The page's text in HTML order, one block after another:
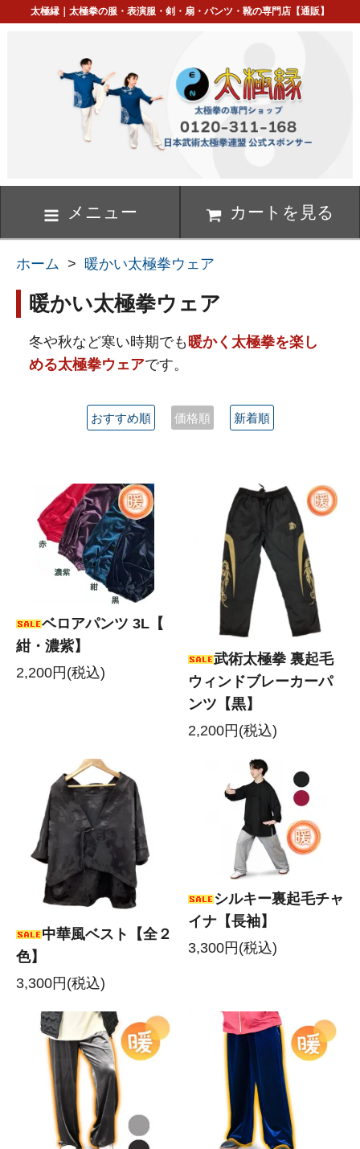
太極縁｜太極拳の服・表演服・剣・扇・パンツ・靴の専門店【通販】
メニュー カートを見る
ホーム > 暖かい太極拳ウェア
暖かい太極拳ウェア
冬や秋など寒い時期でも 暖かく太極拳を楽し
める太極拳ウェアです。
おすすめ順 価格順 新着順
ベロアパンツ 3L【
紺・濃紫】
2,200円(税込)
武術太極拳 裏起毛
ウィンドブレーカーパ
ンツ【黒】
2,200円(税込)
中華風ベスト【全２
色】
3,300円(税込)
シルキー裏起毛チャ
イナ【長袖】
3,300円(税込)